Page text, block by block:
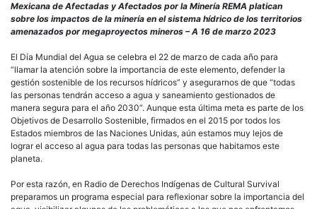
Mexicana de Afectadas y Afectados por la Minería REMA platican
sobre los impactos de la minería en el sistema hídrico de los territorios
amenazados por megaproyectos mineros – A 16 de marzo 2023
El Día Mundial del Agua se celebra el 22 de marzo de cada año para
“llamar la atención sobre la importancia de este elemento, defender la
gestión sostenible de los recursos hídricos” y asegurarnos de que “todas
las personas tendrán acceso a agua y saneamiento gestionados de
manera segura para el año 2030”. Aunque esta última meta es parte de los
Objetivos de Desarrollo Sostenible, firmados en el 2015 por todos los
Estados miembros de las Naciones Unidas, aún estamos muy lejos de
lograr el acceso al agua para todas las personas que habitamos este
planeta.
Por esta razón, en Radio de Derechos Indígenas de Cultural Survival
preparamos un programa especial para reflexionar sobre la importancia del